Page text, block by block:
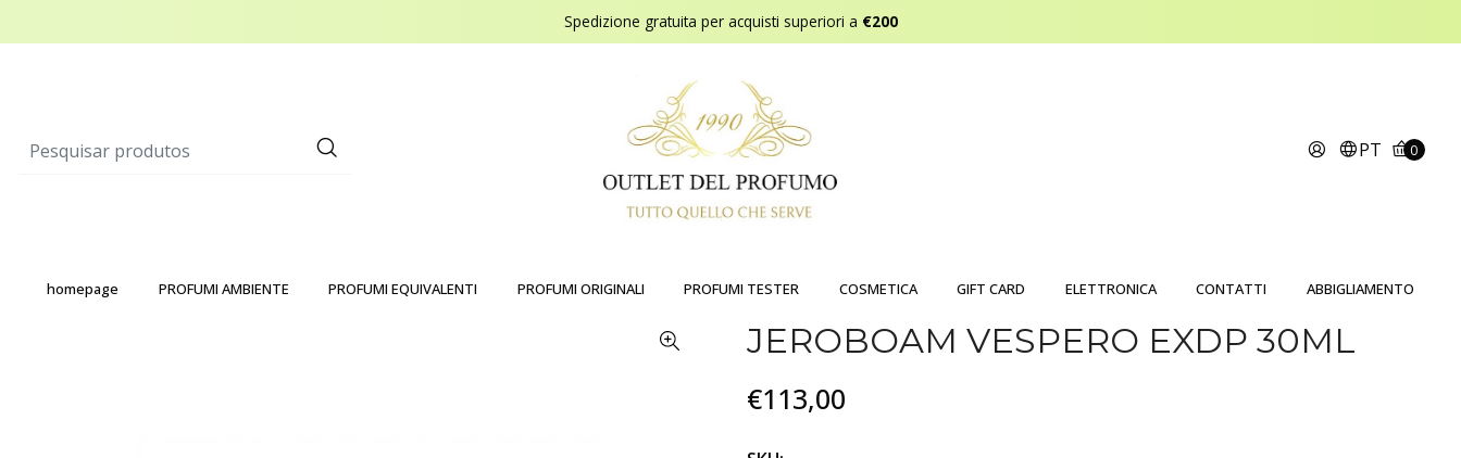
Spedizione gratuita per acquisti superiori a €200
PT 0
homepage PROFUMI AMBIENTE PROFUMI EQUIVALENTI PROFUMI ORIGINALI PROFUMI TESTER COSMETICA GIFT CARD ELETTRONICA CONTATTI ABBIGLIAMENTO
JEROBOAM VESPERO EXDP 30ML
€113,00